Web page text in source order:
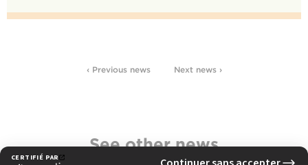
‹ Previous news Next news ›
See other news